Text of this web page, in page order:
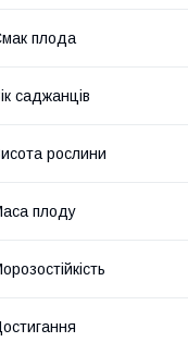
плода
саджанців
рослини
плоду